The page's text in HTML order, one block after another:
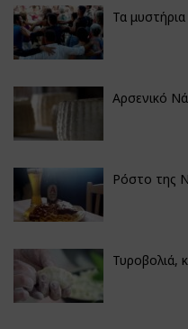
Τα μυστήρια
Αρσενικό
Ρόστο της
Τυροβολιά,